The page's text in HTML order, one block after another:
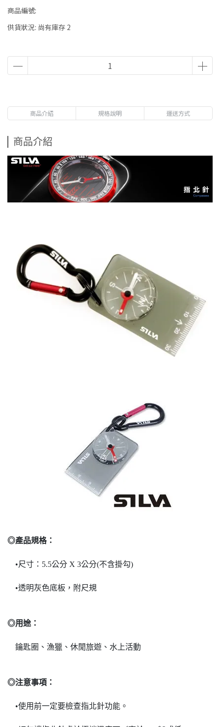
商品編號:
供貨狀況: 尚有庫存 2
商品介紹 規格說明 運送方式
商品介紹
◎產品規格：
•尺寸：5.5公分 X 3公分(不含掛勾)
•透明灰色底板，附尺規
◎用途：
鑰匙圈、漁獵、休閒旅遊、水上活動
◎注意事項：
•使用前一定要檢查指北針功能。